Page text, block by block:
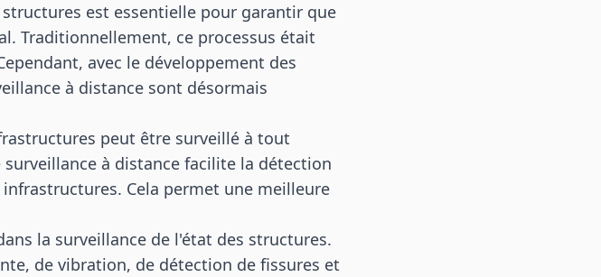
est essentielle pour garantir que
Traditionnellement, ce processus était
avec le développement des
à distance sont désormais
peut être surveillé à tout
à distance facilite la détection
Cela permet une meilleure
la surveillance de l'état des structures.
de vibration, de détection de fissures et